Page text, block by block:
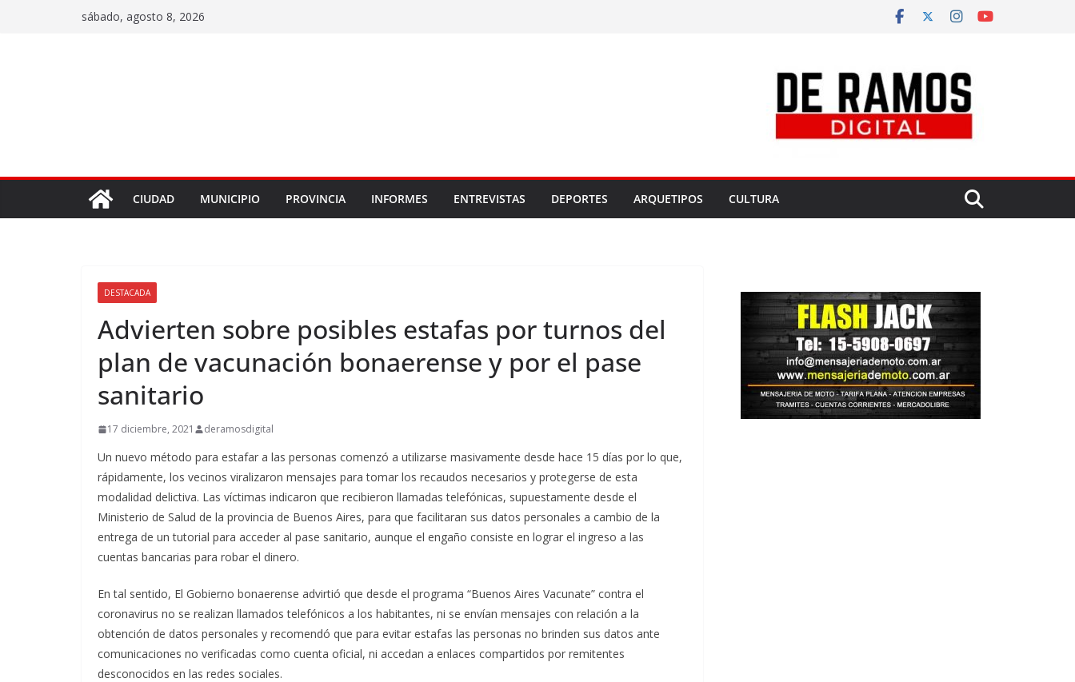
sábado, agosto 8, 2026
CIUDAD MUNICIPIO PROVINCIA INFORMES ENTREVISTAS DEPORTES ARQUETIPOS CULTURA
DESTACADA
Advierten sobre posibles estafas por turnos del
plan de vacunación bonaerense y por el pase
sanitario
17 diciembre, 2021 deramosdigital
Un nuevo método para estafar a las personas comenzó a utilizarse masivamente desde hace 15 días por lo que,
rápidamente, los vecinos viralizaron mensajes para tomar los recaudos necesarios y protegerse de esta
modalidad delictiva. Las víctimas indicaron que recibieron llamadas telefónicas, supuestamente desde el
Ministerio de Salud de la provincia de Buenos Aires, para que facilitaran sus datos personales a cambio de la
entrega de un tutorial para acceder al pase sanitario, aunque el engaño consiste en lograr el ingreso a las
cuentas bancarias para robar el dinero.
En tal sentido, El Gobierno bonaerense advirtió que desde el programa “Buenos Aires Vacunate” contra el
coronavirus no se realizan llamados telefónicos a los habitantes, ni se envían mensajes con relación a la
obtención de datos personales y recomendó que para evitar estafas las personas no brinden sus datos ante
comunicaciones no verificadas como cuenta oficial, ni accedan a enlaces compartidos por remitentes
desconocidos en las redes sociales.